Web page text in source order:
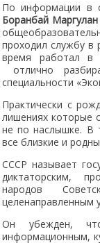
По информации в
Боранбай Маргулан
проходил службу в
время работал в
отлично
специальности
Практически с
лишениях которые
не по наслышке. В
все близкие и
CCCР называет
диктаторским,
народов
целенаправленным
Он убежден,
информационным,